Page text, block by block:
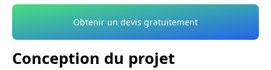
Obtenir un devis gratuitement
Conception du projet